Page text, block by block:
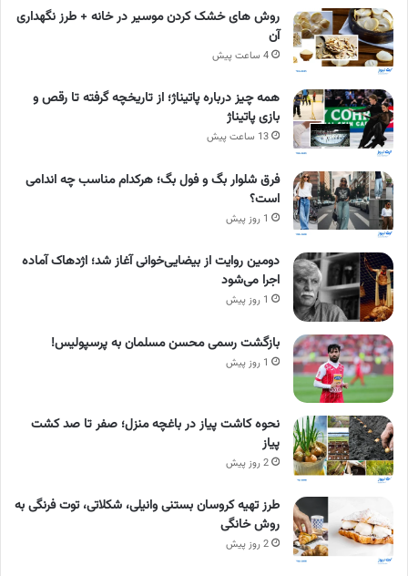
روش های خشک کردن موسیر در خانه + طرز نگهداری
آن
4 ساعت پیش
همه چیز درباره پاتیناژ؛ از تاریخچه گرفته تا رقص و
بازی پاتیناژ
13 ساعت پیش
فرق شلوار بگ و فول بگ؛ هرکدام مناسب چه اندامی
است؟
1 روز پیش
دومین روایت از بیضایی‌خوانی آغاز شد؛ اژدهاک آماده
اجرا می‌شود
1 روز پیش
بازگشت رسمی محسن مسلمان به پرسپولیس!
1 روز پیش
نحوه کاشت پیاز در باغچه منزل؛ صفر تا صد کشت
پیاز
2 روز پیش
طرز تهیه کروسان بستنی وانیلی، شکلاتی، توت فرنگی به
روش خانگی
2 روز پیش